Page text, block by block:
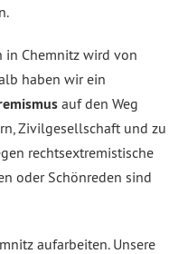
in Chemnitz wird von
haben wir ein
auf den Weg
Zivilgesellschaft und zu
rechtsextremistische
oder Schönreden sind
aufarbeiten. Unsere